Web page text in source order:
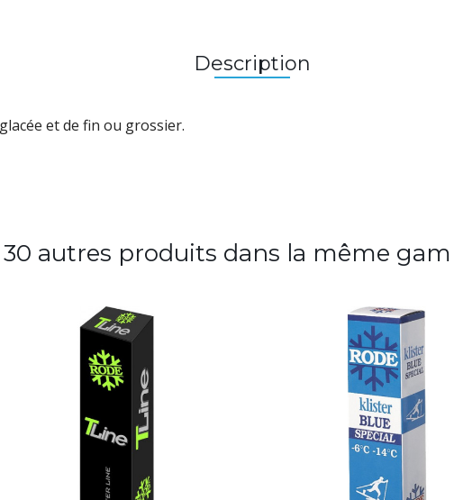
Description
et de fin ou grossier.
30 autres produits dans la même